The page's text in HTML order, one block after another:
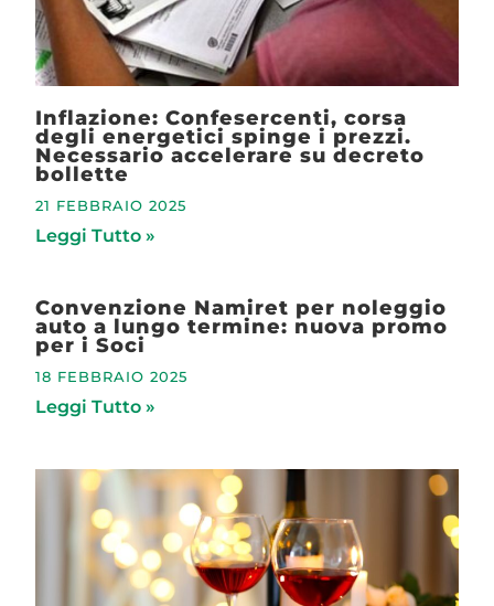
Inflazione: Confesercenti, corsa
degli energetici spinge i prezzi.
Necessario accelerare su decreto
bollette
21 FEBBRAIO 2025
Leggi Tutto »
Convenzione Namiret per noleggio
auto a lungo termine: nuova promo
per i Soci
18 FEBBRAIO 2025
Leggi Tutto »